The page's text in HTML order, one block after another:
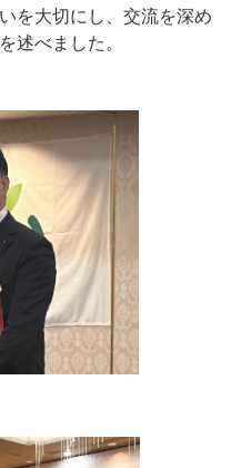
を大切にし、交流を深め
述べました。